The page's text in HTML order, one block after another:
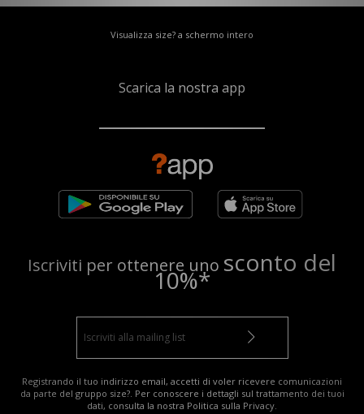
Visualizza size? a schermo intero
Scarica la nostra app
Iscriviti per ottenere uno sconto del
10%*
Registrando il tuo indirizzo email, accetti di voler ricevere comunicazioni
da parte del gruppo size?. Per conoscere i dettagli sul trattamento dei tuoi
dati, consulta la nostra Politica sulla Privacy